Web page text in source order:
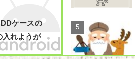
ケースの
入れようが